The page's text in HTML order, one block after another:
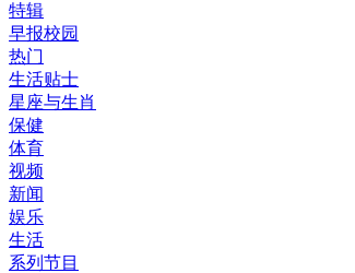
特辑
早报校园
热门
生活贴士
星座与生肖
保健
体育
视频
新闻
娱乐
生活
系列节目